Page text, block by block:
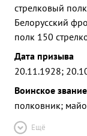
стрелковый
Белорусский
полк 150
Дата призыва
20.11.1928;
Воинское звание
полковник;
Ещё